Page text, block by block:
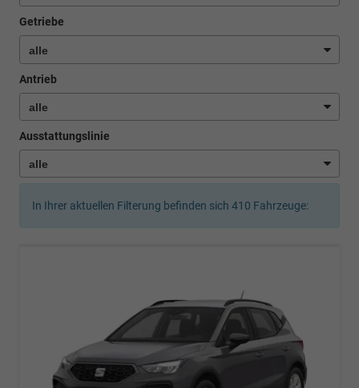
Getriebe
Antrieb
Ausstattungslinie
In Ihrer aktuellen Filterung befinden sich 410 Fahrzeuge: